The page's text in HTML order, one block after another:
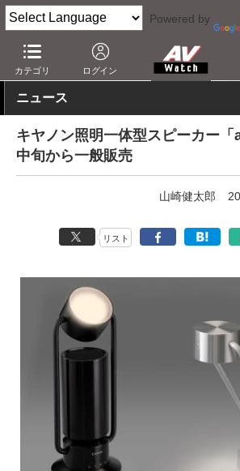
Powered by
カテゴリ ログイン
AV Watch 製品 Bluetoothスピーカー
ニュース
キヤノン照明一体型スピーカー「
中旬から一般販売
山崎健太郎
リスト